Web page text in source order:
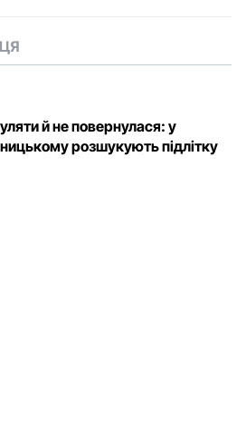
й не повернулася: у
розшукують підлітку